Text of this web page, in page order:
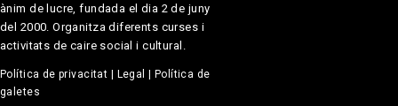
ànim de lucre, fundada el dia 2 de juny
del 2000. Organitza diferents curses i
activitats de caire social i cultural.
Política de privacitat Legal
Política de
galetes